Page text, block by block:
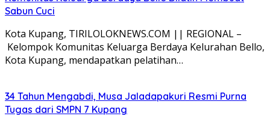
Sabun Cuci
Kota Kupang, TIRILOLOKNEWS.COM || REGIONAL –
Kelompok Komunitas Keluarga Berdaya Kelurahan Bello,
Kota Kupang, mendapatkan pelatihan…
34 Tahun Mengabdi, Musa Jaladapakuri Resmi Purna
Tugas dari SMPN 7 Kupang